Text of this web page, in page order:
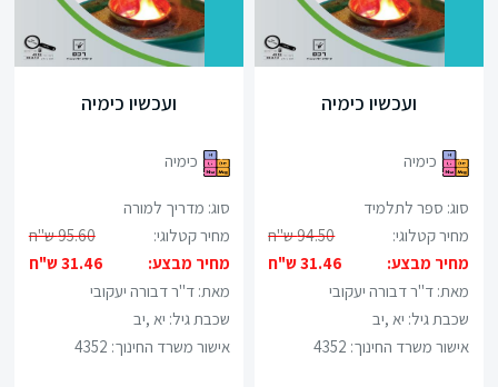
ועכשיו כימיה
כימיה
סוג: ספר לתלמיד
מחיר קטלוגי:
94.50 ש"ח
מחיר מבצע:
31.46 ש"ח
מאת: ד"ר דבורה יעקובי
שכבת גיל: יא ,יב
אישור משרד החינוך: 4352
ועכשיו כימיה
כימיה
סוג: מדריך למורה
מחיר קטלוגי:
95.60 ש"ח
מחיר מבצע:
31.46 ש"ח
מאת: ד"ר דבורה יעקובי
שכבת גיל: יא ,יב
אישור משרד החינוך: 4352